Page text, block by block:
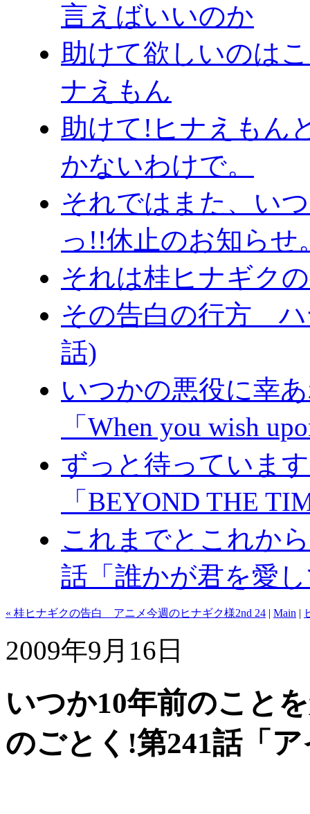
言えばいいのか
助けて欲しいのは
ナえもん
助けて!ヒナえもん
かないわけで。
それではまた、い
っ!!休止のお知らせ
それは桂ヒナギク
その告白の行方 ハ
話)
いつかの悪役に幸
「When you wish
ずっと待っていま
「BEYOND THE
これまでとこれか
話「誰かが君を愛
« 桂ヒナギクの告白 アニメ今週のヒナギク様2nd 24 | Main |
2009年9月16日
いつか10年前のこと
のごとく!第241話「